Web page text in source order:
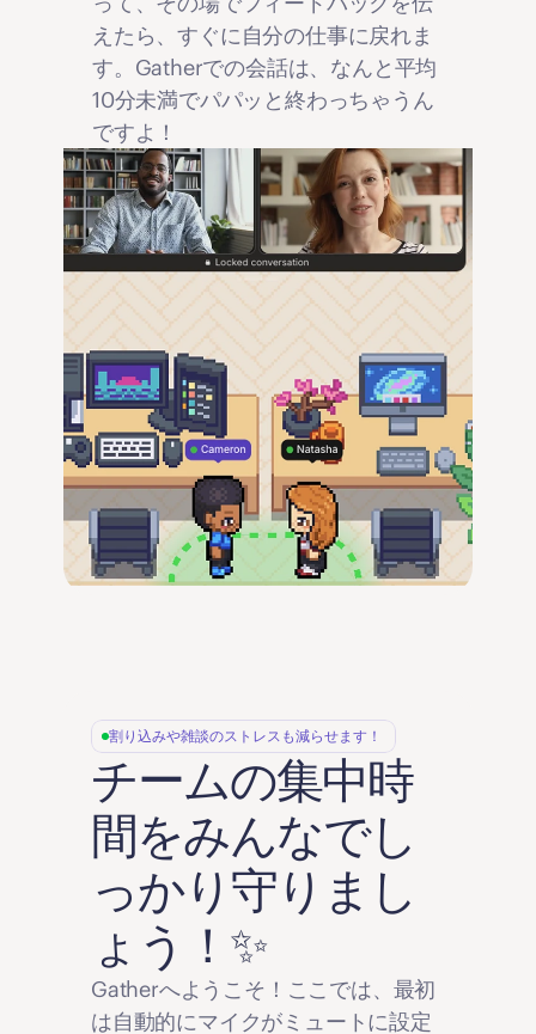
えたら、すぐに自分の仕事に戻れま
す。Gatherでの会話は、なんと平均
10分未満でパパッと終わっちゃうん
ですよ！
割り込みや雑談のストレスも減らせます！
チームの集中時
間をみんなでし
っかり守りまし
ょう！✨
Gatherへようこそ！ここでは、最初
は自動的にマイクがミュートに設定